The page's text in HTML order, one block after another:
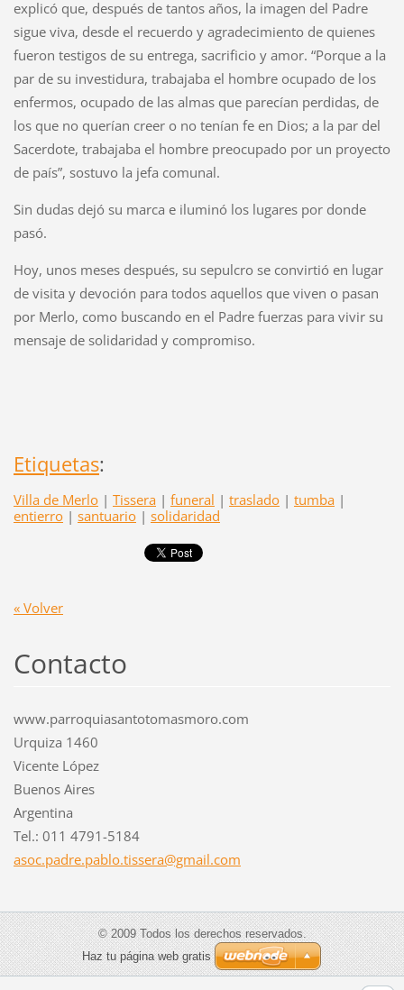
explicó que, después de tantos años, la imagen del Padre
sigue viva, desde el recuerdo y agradecimiento de quienes
fueron testigos de su entrega, sacrificio y amor. “Porque a la
par de su investidura, trabajaba el hombre ocupado de los
enfermos, ocupado de las almas que parecían perdidas, de
los que no querían creer o no tenían fe en Dios; a la par del
Sacerdote, trabajaba el hombre preocupado por un proyecto
de país”, sostuvo la jefa comunal.
Sin dudas dejó su marca e iluminó los lugares por donde
pasó.
Hoy, unos meses después, su sepulcro se convirtió en lugar
de visita y devoción para todos aquellos que viven o pasan
por Merlo, como buscando en el Padre fuerzas para vivir su
mensaje de solidaridad y compromiso.
Etiquetas:
Villa de Merlo | Tissera | funeral | traslado | tumba |
entierro | santuario | solidaridad
« Volver
Contacto
www.parroquiasantotomasmoro.com
Urquiza 1460
Vicente López
Buenos Aires
Argentina
Tel.: 011 4791-5184
asoc.padre.pablo.tissera@gmail.com
© 2009 Todos los derechos reservados.
Haz tu página web gratis